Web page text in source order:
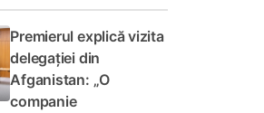
Premierul explică vizita
delegației din
Afganistan: „O
companie